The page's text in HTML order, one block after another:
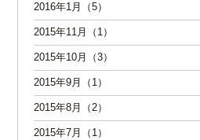
2016年1月（5）
2015年11月（1）
2015年10月（3）
2015年9月（1）
2015年8月（2）
2015年7月（1）